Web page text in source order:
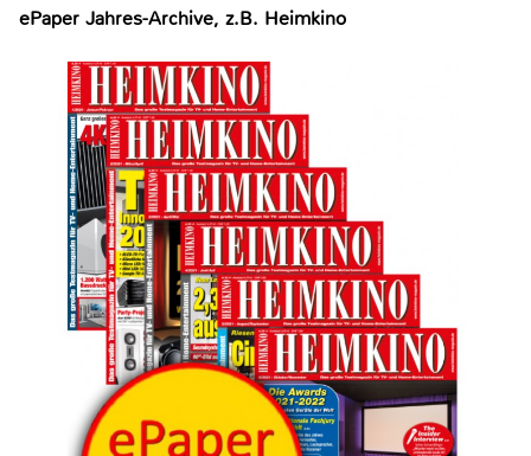
ePaper Jahres-Archive, z.B. Heimkino